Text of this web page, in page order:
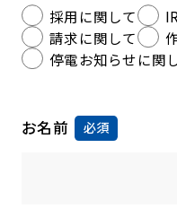
採用に関して
請求に関して
停電お知らせに関
お名前 必須